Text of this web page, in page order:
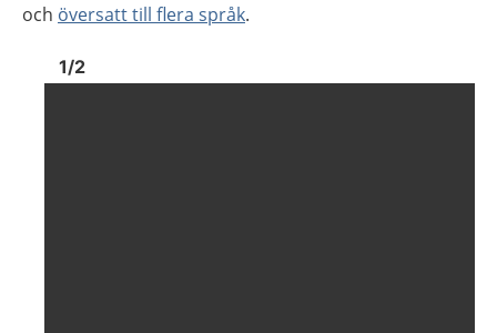
och översatt till flera språk.
Bild 1
1/2